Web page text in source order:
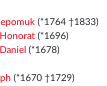
(*1764 †1833)
(*1696)
(*1678)
(*1670 †1729)